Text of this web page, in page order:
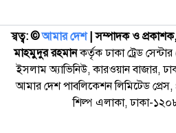
স্বত্ব: ©️আমার দেশ| সম্পাদক ও
মাহমুদুর রহমানকর্তৃক ঢাকা ট্রেড
ইসলাম অ্যাভিনিউ, কারওয়ান বাজার,
আমার দেশ পাবলিকেশন লিমিটেড
শিল্প এলাকা, ঢাকা-